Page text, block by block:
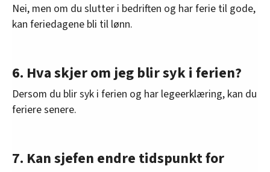
Nei, men om du slutter i bedriften og har ferie til gode,
kan feriedagene bli til lønn.
6. Hva skjer om jeg blir syk i ferien?
Dersom du blir syk i ferien og har legeerklæring, kan du
feriere senere.
7. Kan sjefen endre tidspunkt for